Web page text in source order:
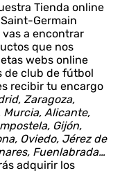
Tienda online
Germain
vas a encontrar
que nos
webs online
de club de fútbol
recibir tu encargo
Zaragoza,
Murcia, Alicante,
Gijón,
Oviedo, Jérez de
Fuenlabrada…
adquirir los